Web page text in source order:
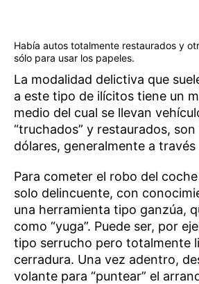
Había autos totalmente restaurados y
sólo para usar los papeles.
La modalidad delictiva que
a este tipo de ilícitos tiene un
medio del cual se llevan
“truchados” y restaurados,
dólares, generalmente a
Para cometer el robo del
solo delincuente, con
una herramienta tipo ganzúa,
como “yuga”. Puede ser, por
tipo serrucho pero totalmente
cerradura. Una vez adentro,
volante para “puntear” el